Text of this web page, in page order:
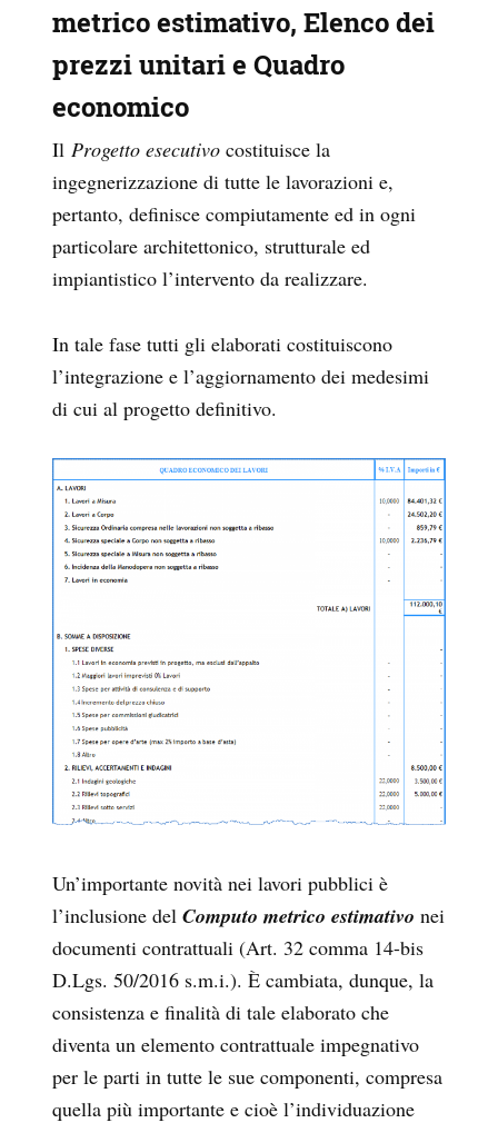
metrico estimativo, Elenco dei
prezzi unitari e Quadro
economico
Il Progetto esecutivo costituisce la
ingegnerizzazione di tutte le lavorazioni e,
pertanto, definisce compiutamente ed in ogni
particolare architettonico, strutturale ed
impiantistico l’intervento da realizzare.
In tale fase tutti gli elaborati costituiscono
l’integrazione e l’aggiornamento dei medesimi
di cui al progetto definitivo.
Un’importante novità nei lavori pubblici è
l’inclusione del Computo metrico estimativo nei
documenti contrattuali (Art. 32 comma 14-bis
D.Lgs. 50/2016 s.m.i.). È cambiata, dunque, la
consistenza e finalità di tale elaborato che
diventa un elemento contrattuale impegnativo
per le parti in tutte le sue componenti, compresa
quella più importante e cioè l’individuazione